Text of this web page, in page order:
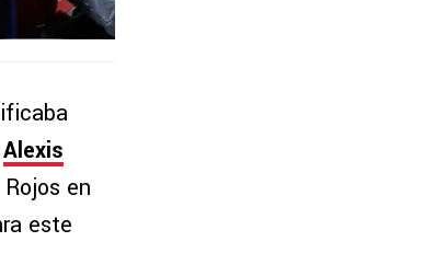
Alexis
en
este